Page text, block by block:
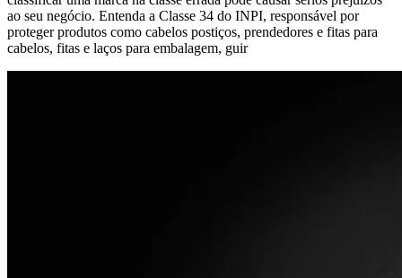
ao seu negócio. Entenda a Classe 34 do INPI, responsável por
proteger produtos como cabelos postiços, prendedores e fitas para
cabelos, fitas e laços para embalagem, guir